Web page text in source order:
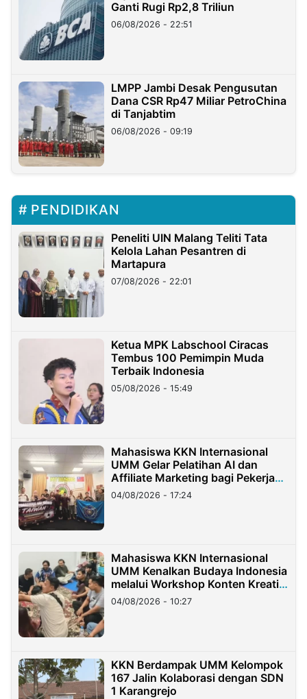
Ganti Rugi Rp2,8 Triliun
06/08/2026 - 22:51
LMPP Jambi Desak Pengusutan
Dana CSR Rp47 Miliar PetroChina
di Tanjabtim
06/08/2026 - 09:19
PENDIDIKAN
Peneliti UIN Malang Teliti Tata
Kelola Lahan Pesantren di
Martapura
07/08/2026 - 22:01
Ketua MPK Labschool Ciracas
Tembus 100 Pemimpin Muda
Terbaik Indonesia
05/08/2026 - 15:49
Mahasiswa KKN Internasional
UMM Gelar Pelatihan AI dan
Affiliate Marketing bagi Pekerja
Migran Indonesia di Taiwan
04/08/2026 - 17:24
Mahasiswa KKN Internasional
UMM Kenalkan Budaya Indonesia
melalui Workshop Konten Kreatif
di Taiwan
04/08/2026 - 10:27
KKN Berdampak UMM Kelompok
167 Jalin Kolaborasi dengan SDN
1 Karangrejo